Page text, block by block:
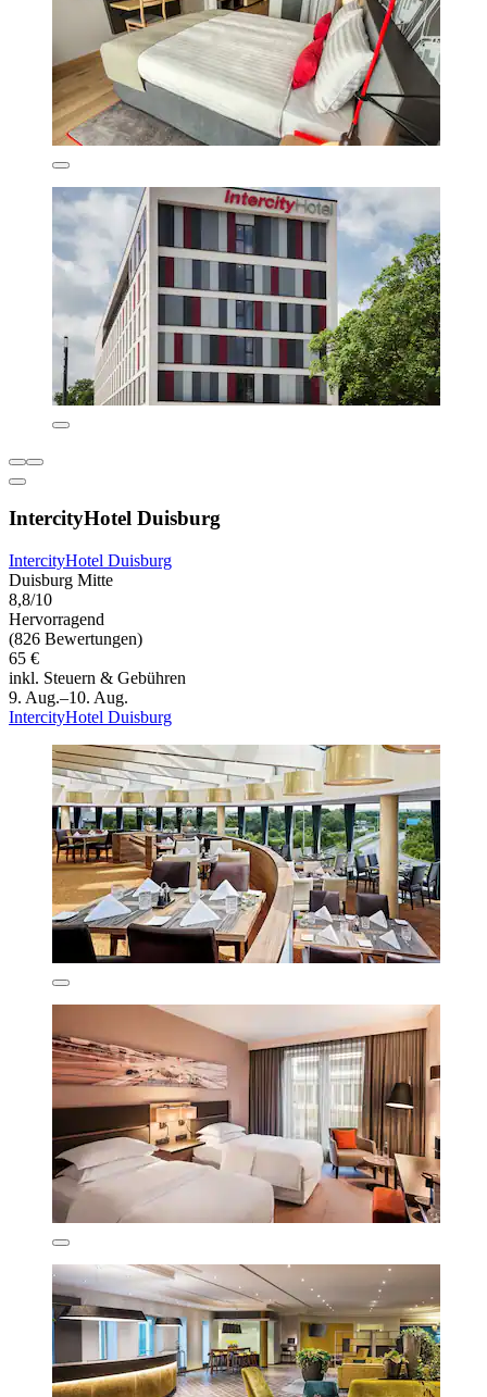
IntercityHotel Duisburg
IntercityHotel Duisburg
Duisburg Mitte
8,8/10
Hervorragend
(826 Bewertungen)
65 €
inkl. Steuern & Gebühren
9. Aug.–10. Aug.
IntercityHotel Duisburg